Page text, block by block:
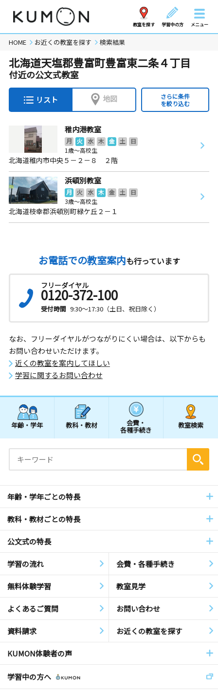
教室を探す 学習中の方 メニュー
HOME お近くの教室を探す 検索結果
北海道天塩郡豊富町豊富東二条４丁目
付近の公文式教室
リスト 地図
さらに条件
を絞り込む
稚内港教室
月 火 水 木 金 土
日
1歳～高校生
北海道稚内市中央５－２－８ ２階
浜頓別教室
月 火 水 木 金 土
日
3歳～高校生
北海道枝幸郡浜頓別町緑ケ丘２－１
お電話での教室案内も行っています
フリーダイヤル
0120-372-100
受付時間 9:30～17:30（土日、祝日除く）
なお、フリーダイヤルがつながりにくい場合は、以下からも
お問い合わせいただけます。
近くの教室を案内してほしい
学習に関するお問い合わせ
年齢・学年 教科・教材 会費・
各種手続き
教室検索
年齢・学年ごとの特長
教科・教材ごとの特長
公文式の特長
学習の流れ 会費・各種手続き
無料体験学習 教室見学
よくあるご質問 お問い合わせ
資料請求 お近くの教室を探す
KUMON体験者の声
学習中の方へ